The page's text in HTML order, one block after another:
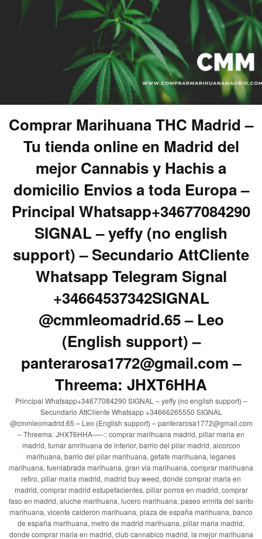
Comprar Marihuana THC Madrid –
Tu tienda online en Madrid del
mejor Cannabis y Hachis a
domicilio Envios a toda Europa –
Principal Whatsapp+34677084290
SIGNAL – yeffy (no english
support) – Secundario AttCliente
Whatsapp Telegram Signal
+34664537342SIGNAL
@cmmleomadrid.65 – Leo
(English support) –
panterarosa1772@gmail.com –
Threema: JHXT6HHA
Principal Whatsapp+34677084290 SIGNAL – yeffy (no english support) –
Secundario AttCliente Whatsapp +34666265550 SIGNAL
@cmmleomadrid.65 – Leo (English support) – panterarosa1772@gmail.com
– Threema: JHXT6HHA—–:: comprar marihuana madrid, pillar maria en
madrid, fumar amrihuana de interior, barrio del pilar madrid, alcorcon
marihuana, barrio del pilar marihuana, getafe marihuana, leganes
marihuana, fuenlabrada marihuana, gran via marihuana, comprar marihuana
retiro, pillar maria madrid, madrid buy weed, donde comprar maria en
madrid, comprar madrid estupefacientes, pillar porros en madrid, comprar
faso en madrid, aluche marihuana, lucero marihuana, paseo ermita del santo
marihuana, vicente calderon marihuana, plaza de españa marihuana, banco
de españa marihuana, metro de madrid marihuana, pillar maria madrid,
donde comprar maria en madrid, club cannabico madrid, la mejor marihuana